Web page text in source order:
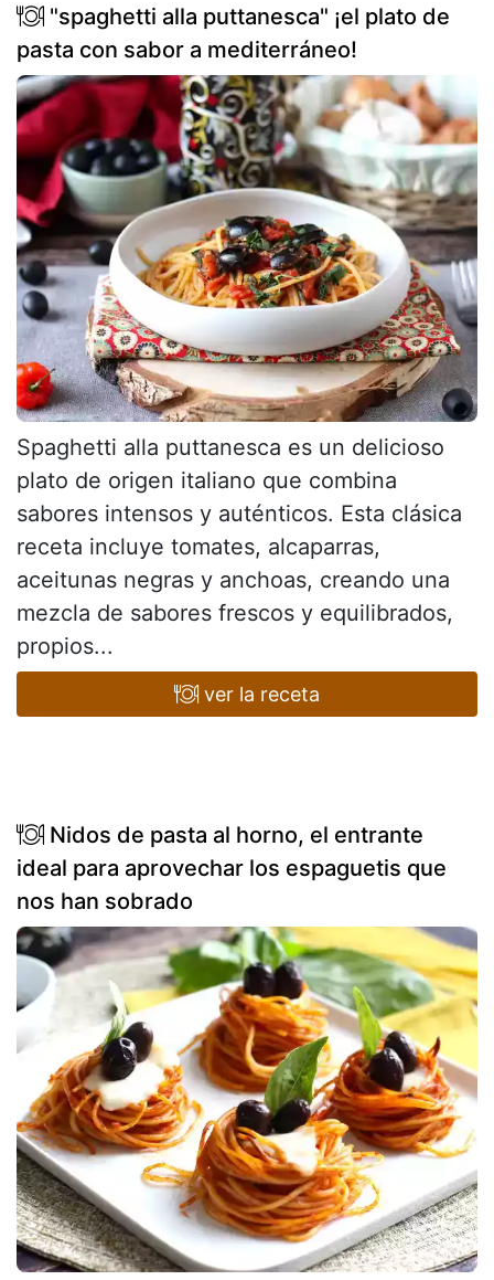
"spaghetti alla puttanesca" ¡el plato de
pasta con sabor a mediterráneo!
Spaghetti alla puttanesca es un delicioso
plato de origen italiano que combina
sabores intensos y auténticos. Esta clásica
receta incluye tomates, alcaparras,
aceitunas negras y anchoas, creando una
mezcla de sabores frescos y equilibrados,
propios...
ver la receta
Nidos de pasta al horno, el entrante
ideal para aprovechar los espaguetis que
nos han sobrado